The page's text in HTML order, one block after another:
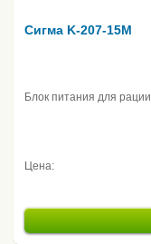
Сигма K-207-15M
Блок питания для рации
Цена: